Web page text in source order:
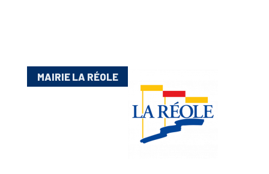
MAIRIE LA RÉOLE